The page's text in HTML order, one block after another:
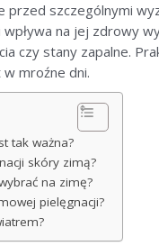
przed szczególnymi
na jej zdrowy
czy stany zapalne.
mroźne dni.
tak ważna?
skóry zimą?
na zimę?
pielęgnacji?